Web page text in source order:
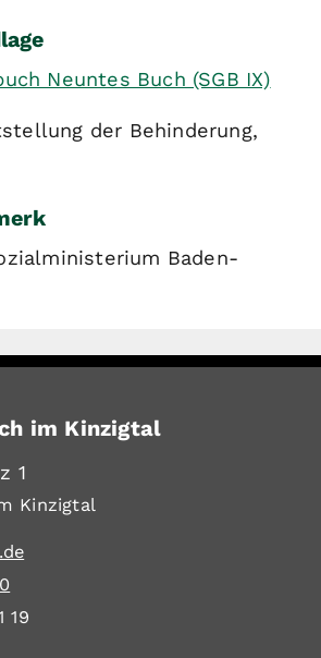
Neuntes Buch (SGB IX)
der Behinderung,
Baden-
im Kinzigtal
1
Kinzigtal
19